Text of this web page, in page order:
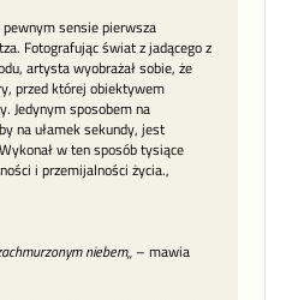
sensie pierwsza
Fotografując świat z jadącego z
artysta wyobrażał sobie, że
przed której obiektywem
Jedynym sposobem na
na ułamek sekundy, jest
w ten sposób tysiące
i przemijalności życia.,
niebem„– mawia